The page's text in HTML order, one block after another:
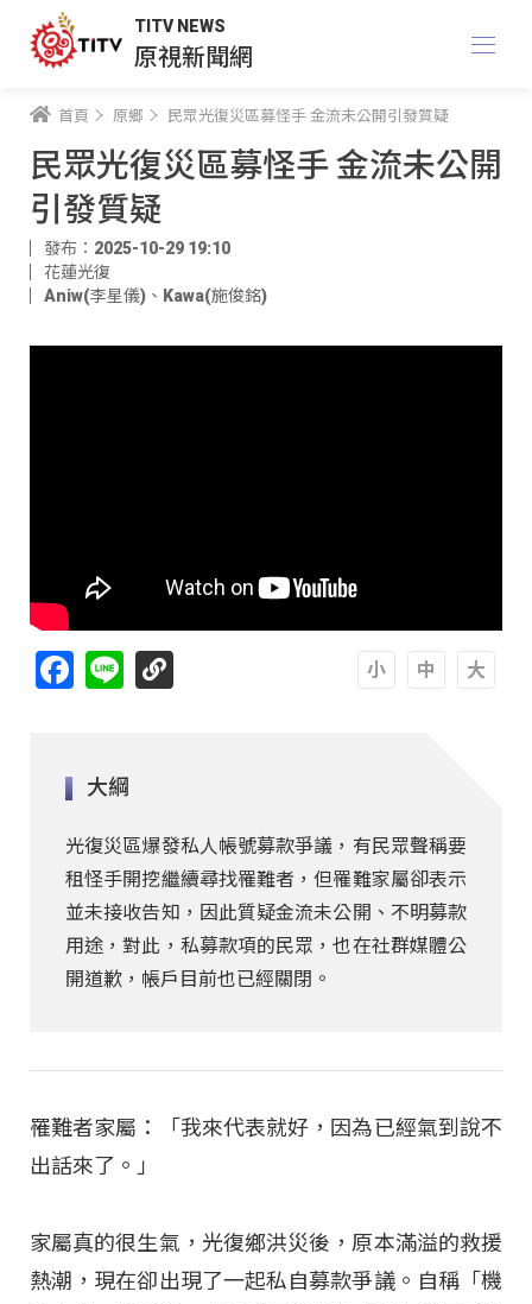
TITV NEWS
原視新聞網
首頁 原鄉 民眾光復災區募怪手 金流未公開引發質疑
民眾光復災區募怪手 金流未公開
引發質疑
發布：2025-10-29 19:10
花蓮光復
Aniw(李星儀) 、 Kawa(施俊銘)
Facebook
Line
大綱
光復災區爆發私人帳號募款爭議，有民眾聲稱要
租怪手開挖繼續尋找罹難者，但罹難家屬卻表示
並未接收告知，因此質疑金流未公開、不明募款
用途，對此，私募款項的民眾，也在社群媒體公
開道歉，帳戶目前也已經關閉。
罹難者家屬：「我來代表就好，因為已經氣到說不
出話來了。」
家屬真的很生氣，光復鄉洪災後，原本滿溢的救援
熱潮，現在卻出現了一起私自募款爭議。自稱「機